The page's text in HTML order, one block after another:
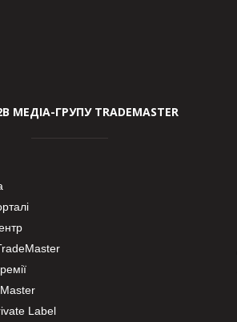
МЕДІА-ГРУПУ TRADEMASTER
Label